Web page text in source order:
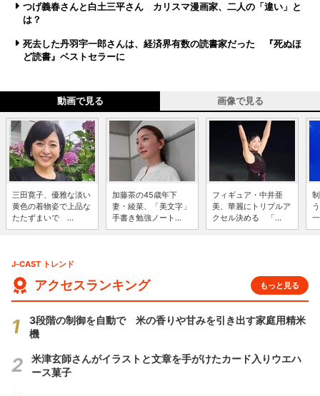
つげ義春さんと白土三平さん カリスマ漫画家、二人の「違い」と
は？
死去した丹羽宇一郎さんは、経済界有数の読書家だった 『死ぬほ
ど読書』ベストセラーに
動画で見る 画像で見る
三田寛子、優雅な淡い
黄色の着物姿で上品な
たたずまいで ...
加藤茶の45歳年下
妻・綾菜、「美文字」
手書き勉強ノート...
フィギュア・中井亜
美、華麗にトリプルア
クセル決める 「...
J-CAST トレンド
アクセスランキング もっと見る
3段階の制御を自動で 米の香りや甘みを引き出す家庭用精米
機
米津玄師さんがイラストと文章を手がけたカード入りウエハ
ース菓子